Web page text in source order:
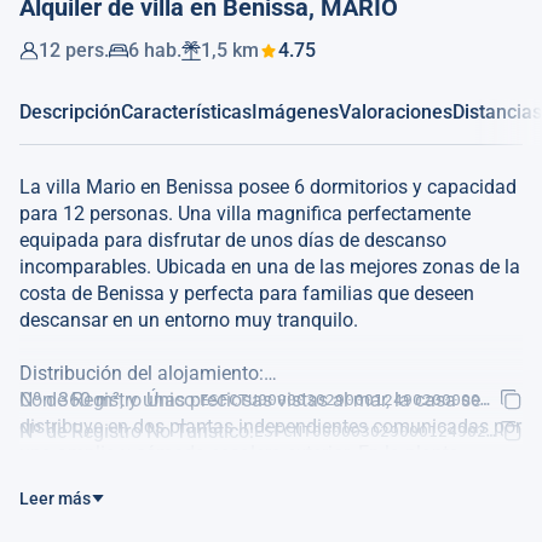
Alquiler de villa en Benissa, MARIO
12 pers. 6 hab. 1,5 km 4.75
DescripciónCaracterísticas ImágenesValoracionesDistancias
La villa Mario en Benissa posee 6 dormitorios y capacidad
para 12 personas. Una villa magnifica perfectamente
equipada para disfrutar de unos días de descanso
incomparables. Ubicada en una de las mejores zonas de la
costa de Benissa y perfecta para familias que deseen
descansar en un entorno muy tranquilo.
Distribución del alojamiento:
Con 360 m², y unas preciosas vistas al mar, la casa se
distribuye en dos plantas independientes comunicadas por
completamente equipada que da al salón comedor y zona
Nº de Registro Único:
Nº de Registro No Turístico:
Leer más